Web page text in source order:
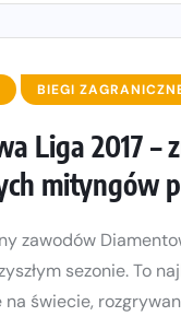
BIEGI
Liga 2017 –
mityngów
zawodów
sezonie. To
świecie,